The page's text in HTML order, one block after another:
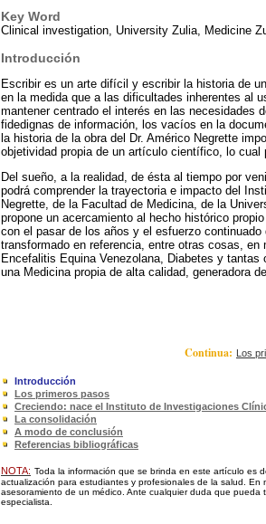
Key Word
Clinical investigation, University Zulia, Medicine
Introducción
Escribir es un arte difícil y escribir la historia de
en la medida que a las dificultades inherentes al
mantener centrado el interés en las necesidades
fidedignas de información, los vacíos en la
la historia de la obra del Dr. Américo Negrette
objetividad propia de un artículo científico, lo cual
Del sueño, a la realidad, de ésta al tiempo por
podrá comprender la trayectoria e impacto del
Negrette, de la Facultad de Medicina, de la
propone un acercamiento al hecho histórico
con el pasar de los años y el esfuerzo
transformado en referencia, entre otras cosas, en
Encefalitis Equina Venezolana, Diabetes y
una Medicina propia de alta calidad, generadora
Continua: Los
Introducción
Los primeros pasos
Creciendo: nace el Instituto de Investigaciones
La consolidación
A modo de conclusión
Referencias bibliográficas
NOTA: Toda la información que se brinda en este artículo es
actualización para estudiantes y profesionales de la salud.
asesoramiento de un médico. Ante cualquier duda que
especialista.